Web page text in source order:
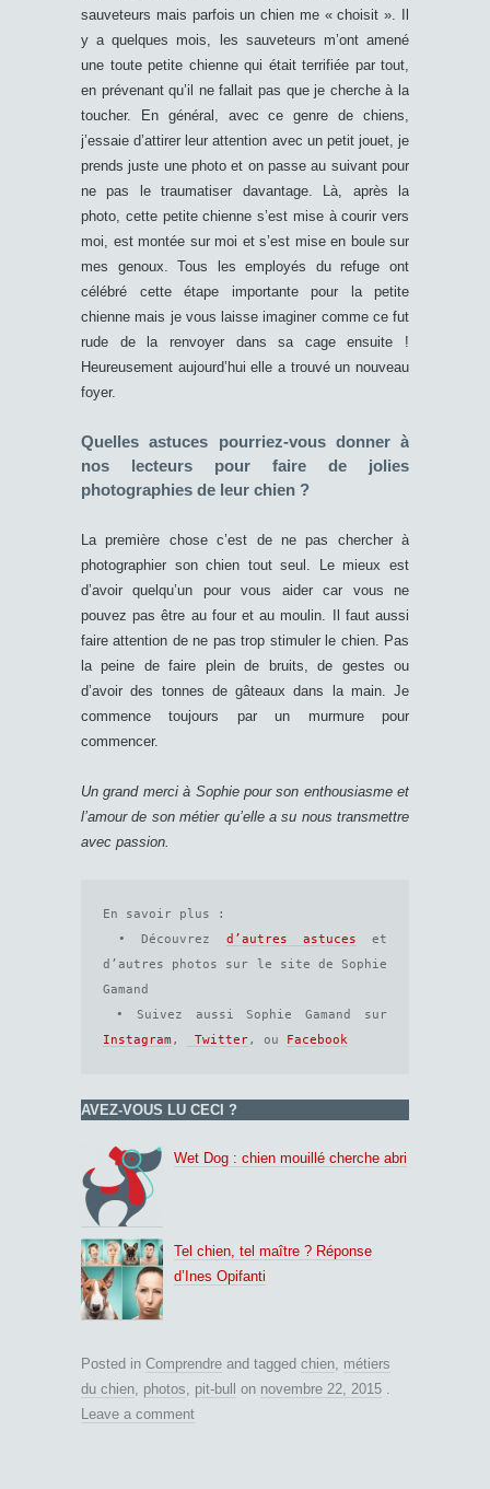
sauveteurs mais parfois un chien me « choisit ». Il
y a quelques mois, les sauveteurs m’ont amené
une toute petite chienne qui était terrifiée par tout,
en prévenant qu’il ne fallait pas que je cherche à la
toucher. En général, avec ce genre de chiens,
j’essaie d’attirer leur attention avec un petit jouet, je
prends juste une photo et on passe au suivant pour
ne pas le traumatiser davantage. Là, après la
photo, cette petite chienne s’est mise à courir vers
moi, est montée sur moi et s’est mise en boule sur
mes genoux. Tous les employés du refuge ont
célébré cette étape importante pour la petite
chienne mais je vous laisse imaginer comme ce fut
rude de la renvoyer dans sa cage ensuite !
Heureusement aujourd’hui elle a trouvé un nouveau
foyer.
Quelles astuces pourriez-vous donner à
nos lecteurs pour faire de jolies
photographies de leur chien ?
La première chose c’est de ne pas chercher à
photographier son chien tout seul. Le mieux est
d’avoir quelqu’un pour vous aider car vous ne
pouvez pas être au four et au moulin. Il faut aussi
faire attention de ne pas trop stimuler le chien. Pas
la peine de faire plein de bruits, de gestes ou
d’avoir des tonnes de gâteaux dans la main. Je
commence toujours par un murmure pour
commencer.
Un grand merci à Sophie pour son enthousiasme et
l’amour de son métier qu’elle a su nous transmettre
avec passion.
En savoir plus :
• Découvrez d’autres astuces et
d’autres photos sur le site de Sophie
Gamand
Instagram , Twitter, ou Facebook
AVEZ-VOUS LU CECI ?
Wet Dog : chien mouillé cherche abri
Tel chien, tel maître ? Réponse
d’Ines Opifanti
Posted in Comprendre and tagged chien, métiers
du chien, photos, pit-bull on novembre 22, 2015 .
Leave a comment